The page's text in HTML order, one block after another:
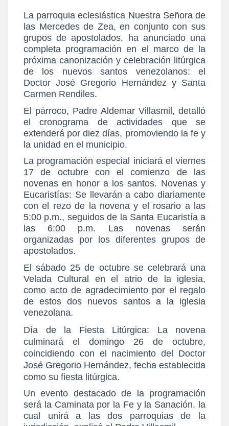
La parroquia eclesiástica Nuestra Señora de
las Mercedes de Zea, en conjunto con sus
grupos de apostolados, ha anunciado una
completa programación en el marco de la
próxima canonización y celebración litúrgica
de los nuevos santos venezolanos: el
Doctor José Gregorio Hernández y Santa
Carmen Rendiles.
El párroco, Padre Aldemar Villasmil, detalló
el cronograma de actividades que se
extenderá por diez días, promoviendo la fe y
la unidad en el municipio.
La programación especial iniciará el viernes
17 de octubre con el comienzo de las
novenas en honor a los santos. Novenas y
Eucaristías: Se llevarán a cabo diariamente
con el rezo de la novena y el rosario a las
5:00 p.m., seguidos de la Santa Eucaristía a
las 6:00 p.m. Las novenas serán
organizadas por los diferentes grupos de
apostolados.
El sábado 25 de octubre se celebrará una
Velada Cultural en el atrio de la iglesia,
como acto de agradecimiento por el regalo
de estos dos nuevos santos a la iglesia
venezolana.
Día de la Fiesta Litúrgica:
La novena
culminará el domingo 26 de octubre,
coincidiendo con el nacimiento del Doctor
José Gregorio Hernández, fecha establecida
como su fiesta litúrgica.
Un evento destacado de la programación
será la Caminata por la Fe y la Sanación, la
cual unirá a las dos parroquias de la